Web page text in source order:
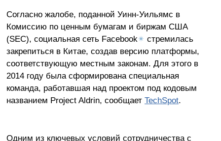
Согласно жалобе, поданной Уинн-Уильямс в
Комиссию по ценным бумагам и биржам США
(SEC), социальная сеть Facebook✴ стремилась
закрепиться в Китае, создав версию платформы,
соответствующую местным законам. Для этого в
2014 году была сформирована специальная
команда, работавшая над проектом под кодовым
названием Project Aldrin, сообщает TechSpot.
Одним из ключевых условий сотрудничества с